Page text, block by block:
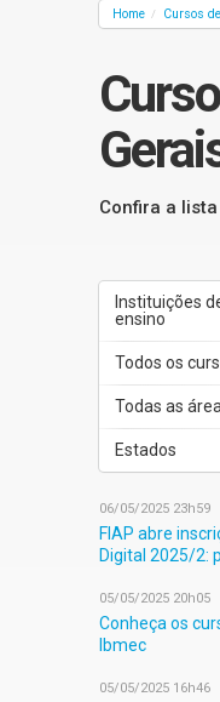
Home / Cursos
Confira a
Instituições
ensino
Todos os
Todas as
Estados
06/05/2025 23h59
FIAP abre
Digital 2025/2:
05/05/2025 20h05
Conheça os
Ibmec
05/05/2025 16h46